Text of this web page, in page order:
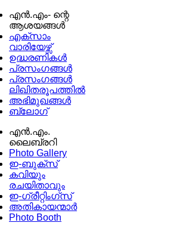
എൻ.എം- ന്റെ
ആശയങ്ങൾ
എക്സാം
വാരിയേഴ്സ്
ഉദ്ധരണികള്‍
പ്രസംഗങ്ങള്‍
പ്രസംഗങ്ങൾ
ലിഖിതരൂപത്തിൽ
അഭിമുഖങ്ങൾ
ബ്ലോഗ്
എൻ.എം.
ലൈബ്രറി
Photo Gallery
ഇ-ബുക്‌സ്
കവിയും
രചയിതാവും
ഇ-ഗ്രീറ്റിംഗ്‌സ്
അതികായന്മാർ
Photo Booth